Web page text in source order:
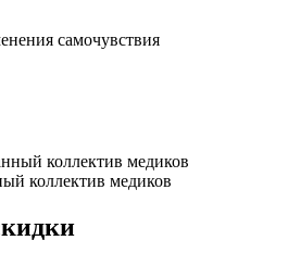
самочувствия
коллектив медиков